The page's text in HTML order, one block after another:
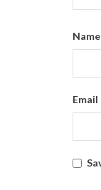
Name
Email